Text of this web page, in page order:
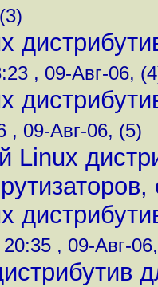
, 09-Авг-06,
, 09-Авг-06, (5)
Linux
,
20:35 , 09-Авг-